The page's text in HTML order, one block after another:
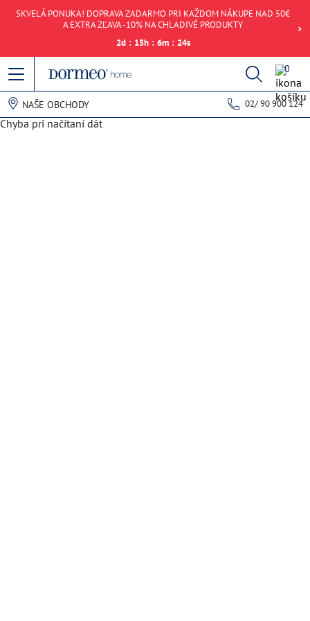
SKVELÁ PONUKA! DOPRAVA ZADARMO PRI KAŽDOM NÁKUPE NAD 50€
A EXTRA ZĽAVA -10% NA CHLADIVÉ PRODUKTY
2d : 15h : 6m : 24s
0
NAŠE OBCHODY 02/ 90 900 124
Chyba pri načítaní dát